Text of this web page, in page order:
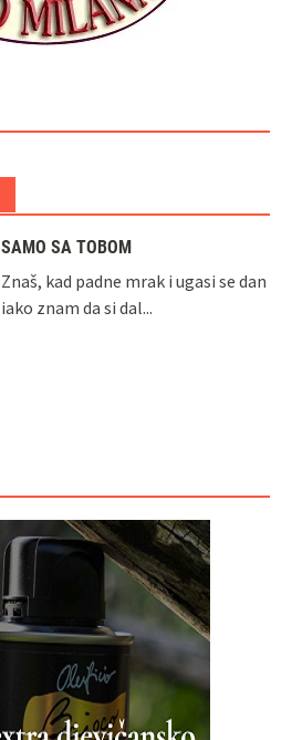
SAMO SA TOBOM
Znaš, kad padne mrak i ugasi se dan
iako znam da si dal...